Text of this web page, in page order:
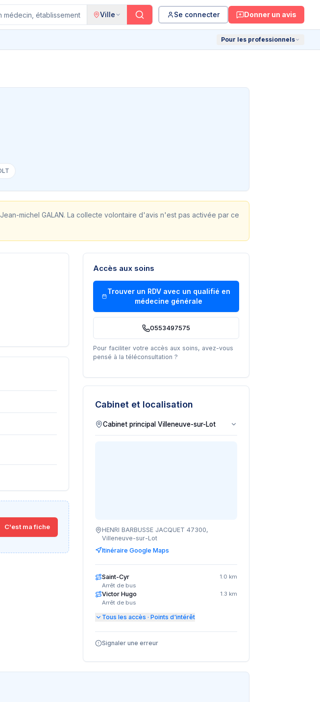
Ville Se connecter Donner un avis
Pour les professionnels
michel GALAN. La collecte volontaire d'avis n'est pas activée par ce
C'est ma fiche
Accès aux soins
Trouver un RDV avec un qualifié en
médecine générale
0553497575
Pour faciliter votre accès aux soins, avez-vous
pensé à la téléconsultation ?
Cabinet et localisation
HENRI BARBUSSE JACQUET 47300,
Villeneuve-sur-Lot
Itinéraire Google Maps
Saint-Cyr
Arrêt de bus
1.0 km
Victor Hugo
Arrêt de bus
1.3 km
Tous les accès · Points d'intérêt
Signaler une erreur